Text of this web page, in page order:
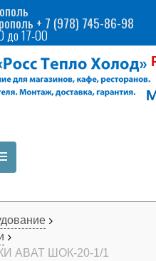
+ 7 (978) 745-86-98
до 17-00
ABAT ШОК-20-1/1